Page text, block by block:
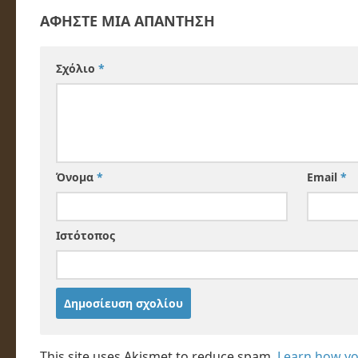
ΑΦΉΣΤΕ ΜΙΑ ΑΠΆΝΤΗΣΗ
Σχόλιο *
Όνομα * Email*
Ιστότοπος